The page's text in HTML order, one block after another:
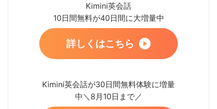
Kimini英会話
10日間無料が40日間に大増量中
詳しくはこちら
Kimini英会話が30日間無料体験に増量
中＼8月10日まで／